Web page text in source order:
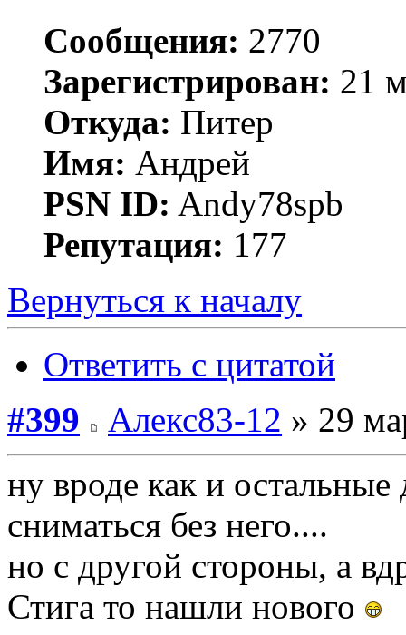
Сообщения: 2770
Зарегистрирован: 21
Откуда: Питер
Имя: Андрей
PSN ID: Andy78spb
Репутация: 177
Вернуться к началу
Ответить с цитатой
#399
Алекс83-12 » 29
ну вроде как и остальные
сниматься без него....
но с другой стороны, а
Стига то нашли нового